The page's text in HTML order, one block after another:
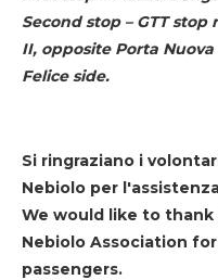
Second stop – GTT
II, opposite Porta
Felice side.
Si ringraziano i
Nebiolo per
We would like to
Nebiolo Association
passengers.